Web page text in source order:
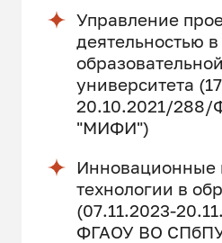
Управление
деятельностью
университета
20.10.2021/
"МИФИ")
технологии в
(07.11.2023-
ФГАОУ ВО